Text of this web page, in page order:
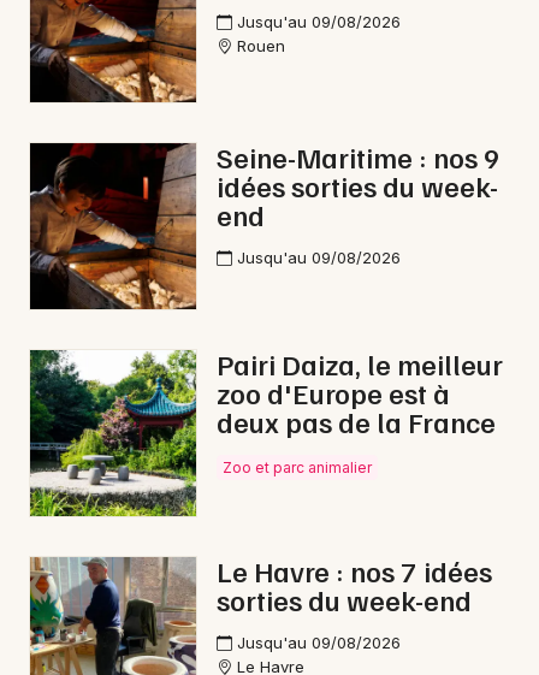
Jusqu'au 09/08/2026
Rouen
Seine-Maritime : nos 9
idées sorties du week-
end
Jusqu'au 09/08/2026
Pairi Daiza, le meilleur
zoo d'Europe est à
deux pas de la France
Zoo et parc animalier
Le Havre : nos 7 idées
sorties du week-end
Jusqu'au 09/08/2026
Le Havre